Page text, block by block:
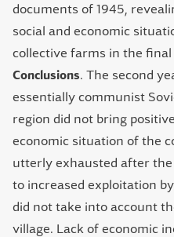
documents of 1945,
social and economic
collective farms in the final
Conclusions . The second
essentially communist
region did not bring
economic situation of the
utterly exhausted after
to increased exploitation
did not take into account
village. Lack of economic